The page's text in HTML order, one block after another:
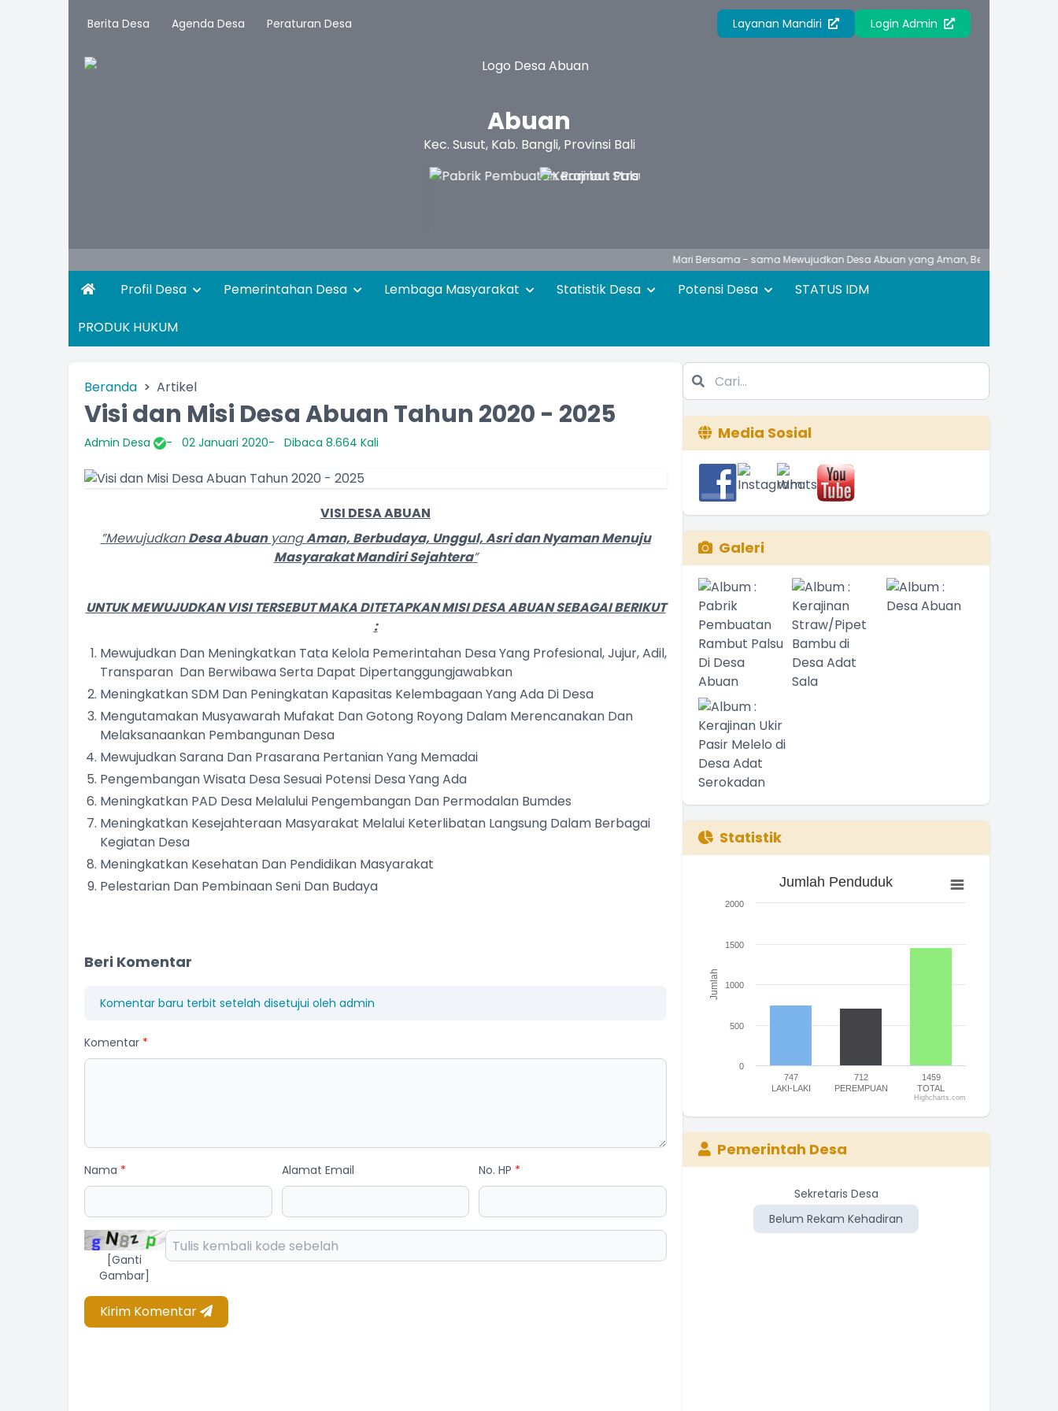
Berita Desa Agenda Desa Peraturan Desa Layanan Mandiri Login Admin
Abuan
Kec. Susut, Kab. Bangli, Provinsi Bali
Mari Bersama - sama Mewujudkan Desa Abuan yang Aman, Berbudaya, Unggul, Asri dan
Profil Desa Pemerintahan Desa Lembaga Masyarakat Statistik Desa Potensi Desa STATUS IDM
PRODUK HUKUM
Beranda Artikel
Visi dan Misi Desa Abuan Tahun 2020 - 2025
Admin Desa 02 Januari 2020 Dibaca 8.664 Kali
VISI DESA ABUAN
”MewujudkanDesa AbuanyangAman, Berbudaya, Unggul, Asri dan NyamanMenuju
Masyarakat Mandiri Sejahtera”
UNTUK MEWUJUDKAN VISI TERSEBUT MAKA DITETAPKANMISI DESA ABUAN SEBAGAI BERIKUT
:
Mewujudkan Dan Meningkatkan Tata Kelola Pemerintahan Desa Yang Profesional, Jujur, Adil,
Transparan Dan Berwibawa Serta Dapat Dipertanggungjawabkan
Meningkatkan SDM Dan Peningkatan Kapasitas Kelembagaan Yang Ada Di Desa
Mengutamakan Musyawarah Mufakat Dan Gotong Royong Dalam Merencanakan Dan
Melaksanaankan Pembangunan Desa
Mewujudkan Sarana Dan Prasarana Pertanian Yang Memadai
Pengembangan Wisata Desa Sesuai Potensi Desa Yang Ada
Meningkatkan PAD Desa Melalului Pengembangan Dan Permodalan Bumdes
Meningkatkan Kesejahteraan Masyarakat Melalui Keterlibatan Langsung Dalam Berbagai
Kegiatan Desa
Meningkatkan Kesehatan Dan Pendidikan Masyarakat
Pelestarian Dan Pembinaan Seni Dan Budaya
Beri Komentar
Komentar baru terbit setelah disetujui oleh admin
Komentar *
Nama * Alamat Email No. HP *
[Ganti
Gambar]
Kirim Komentar
Media Sosial
Galeri
Statistik
Jumlah Penduduk
The chart has 1 X axis displaying categories.
Jumlah
Jumlah Penduduk
747
LAKI-LAKI
712
PEREMPUAN
1459
TOTAL
0
500
1000
1500
2000
Highcharts.com
Pemerintah Desa
Belum Rekam Kehadiran
Sekretaris Desa
Belum Rekam Kehadiran